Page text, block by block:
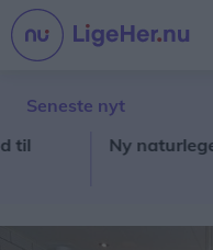
Seneste nyt
Ny